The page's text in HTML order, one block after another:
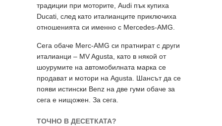
традиции при моторите, Audi пък купиха
Ducati, след като италианците приключиха
отношенията си именно с Mercedes-AMG.
Сега обаче Merc-AMG си пратнират с други
италианци – MV Agusta, като в някой от
шоурумите на автомобилната марка се
продават и мотори на Agusta. Шансът да се
появи истински Benz на две гуми обаче за
сега е нищожен. За сега.
ТОЧНО В ДЕСЕТКАТА?